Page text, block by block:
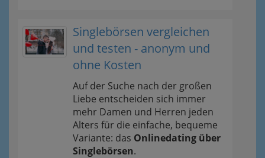
Singlebörsen vergleichen
und testen - anonym und
ohne Kosten
Auf der Suche nach der großen
Liebe entscheiden sich immer
mehr Damen und Herren jeden
Alters für die einfache, bequeme
Variante: das Onlinedating über
Singlebörsen.